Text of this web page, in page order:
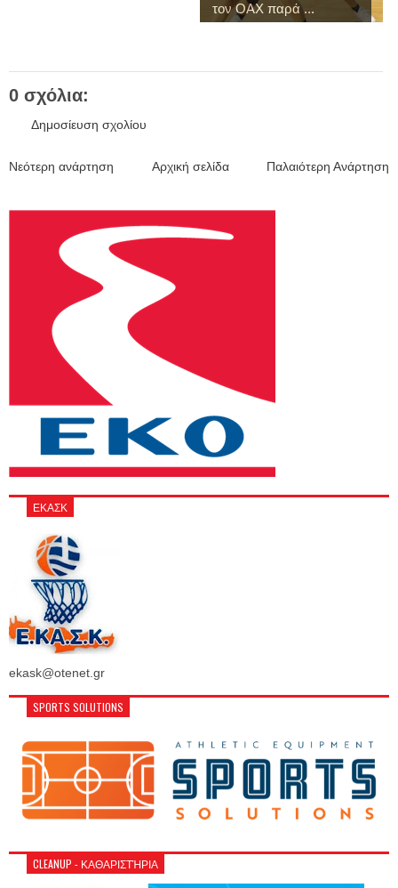
τον ΟΑΧ παρά ...
0 σχόλια:
Δημοσίευση σχολίου
Νεότερη ανάρτηση Παλαιότερη Ανάρτηση
Αρχική σελίδα
ΕΚΑΣΚ
ekask@otenet.gr
SPORTS SOLUTIONS
CLEANUP - ΚΑΘΑΡΙΣΤΉΡΙΑ